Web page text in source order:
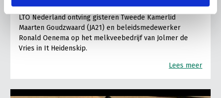
LTO Nederland ontving gisteren Tweede Kamerlid
Maarten Goudzwaard (JA21) en beleidsmedewerker
Ronald Oenema op het melkveebedrijf van Jolmer de
Vries in It Heidenskip.
Lees meer